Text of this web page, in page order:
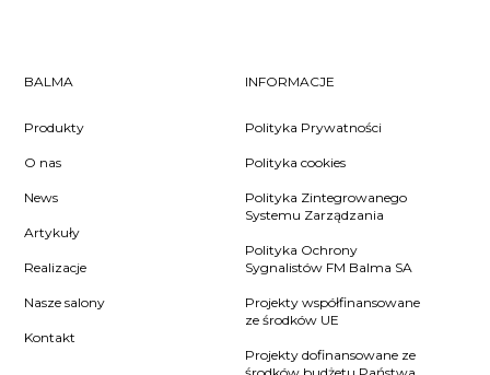
BALMA
Produkty
O nas
News
Artykuły
Realizacje
Nasze salony
Kontakt
INFORMACJE
Polityka Prywatności
Polityka cookies
Polityka Zintegrowanego
Systemu Zarządzania
Polityka Ochrony
Sygnalistów FM Balma SA
Projekty współfinansowane
ze środków UE
Projekty dofinansowane ze